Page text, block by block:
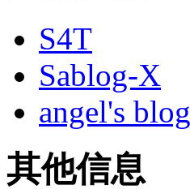
S4T
Sablog-X
angel's blog
其他信息